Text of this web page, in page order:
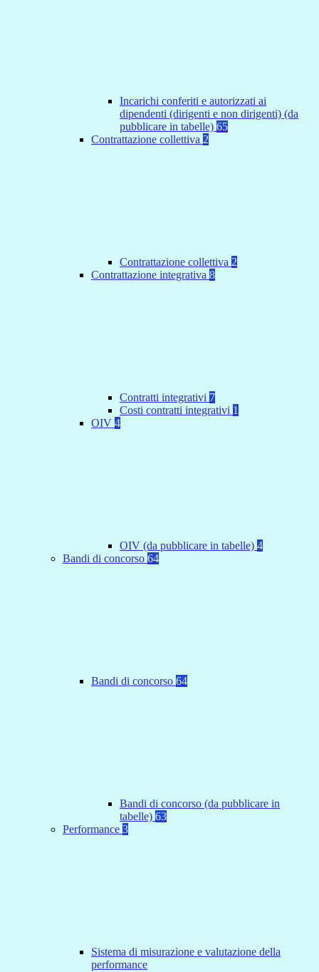
Incarichi conferiti e autorizzati ai
dipendenti (dirigenti e non dirigenti) (da
pubblicare in tabelle) 65
Contrattazione collettiva 2
Contrattazione collettiva 2
Contrattazione integrativa 8
Contratti integrativi 7
Costi contratti integrativi 1
OIV 4
OIV (da pubblicare in tabelle) 4
Bandi di concorso 64
Bandi di concorso 64
Bandi di concorso (da pubblicare in
tabelle) 63
Performance 3
Sistema di misurazione e valutazione della
performance